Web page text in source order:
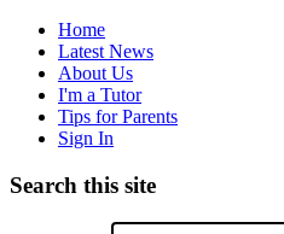
Home
Latest News
About Us
I'm a Tutor
Tips for Parents
Sign In
Search this site